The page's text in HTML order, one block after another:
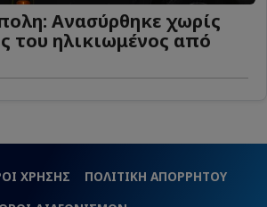
Ανασύρθηκε χωρίς
του ηλικιωμένος από
ΧΡΗΣΗΣ
ΠΟΛΙΤΙΚΗ ΑΠΟΡΡΗΤΟΥ